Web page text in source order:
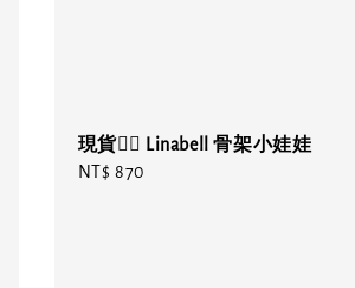
現貨❤️‍🔥 Linabell 骨架小娃娃
Regular
NT$ 870